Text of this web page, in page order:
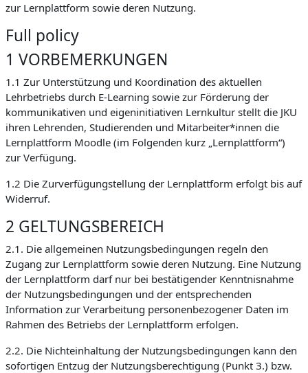
zur Lernplattform sowie deren Nutzung.
Full policy
1 VORBEMERKUNGEN
1.1 Zur Unterstützung und Koordination des aktuellen
Lehrbetriebs durch E-Learning sowie zur Förderung der
kommunikativen und eigeninitiativen Lernkultur stellt die JKU
ihren Lehrenden, Studierenden und Mitarbeiter*innen die
Lernplattform Moodle (im Folgenden kurz „Lernplattform“)
zur Verfügung.
1.2 Die Zurverfügungstellung der Lernplattform erfolgt bis auf
Widerruf.
2 GELTUNGSBEREICH
2.1. Die allgemeinen Nutzungsbedingungen regeln den
Zugang zur Lernplattform sowie deren Nutzung. Eine Nutzung
der Lernplattform darf nur bei bestätigender Kenntnisnahme
der Nutzungsbedingungen und der entsprechenden
Information zur Verarbeitung personenbezogener Daten im
Rahmen des Betriebs der Lernplattform erfolgen.
2.2. Die Nichteinhaltung der Nutzungsbedingungen kann den
sofortigen Entzug der Nutzungsberechtigung (Punkt 3.) bzw.